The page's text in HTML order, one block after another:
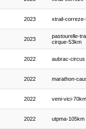
2023 xtrail-
2023
pastourelle-
cirque-53km
2022 aubrac-circus
2022 marathon-
2022 veni-vici-70km
2022 utpma-105km